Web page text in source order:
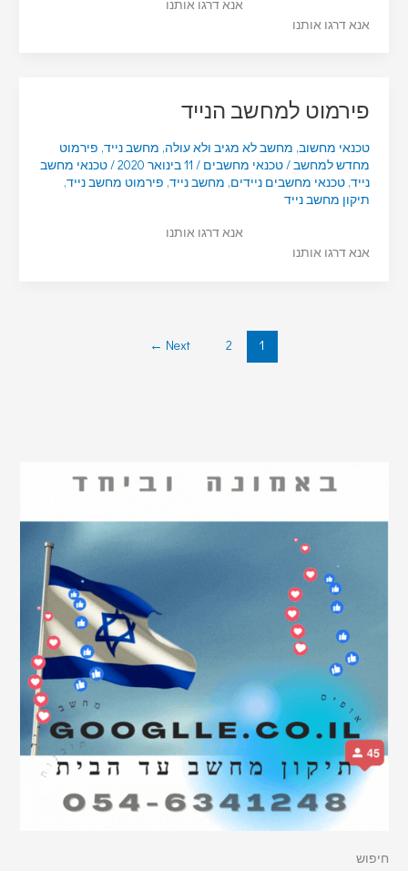
אנא דרגו אותנו
אנא דרגו אותנו
פירמוט למחשב הנייד
טכנאי מחשוב, מחשב לא מגיב ולא עולה, מחשב נייד, פירמוט
מחדש למחשב/ טכנאי מחשבים / 11 בינואר 2020 / טכנאי מחשב
נייד, טכנאי מחשבים ניידים, מחשב נייד, פירמוט מחשב נייד,
תיקון מחשב נייד
אנא דרגו אותנו
אנא דרגו אותנו
1
2
Next
←
חיפוש